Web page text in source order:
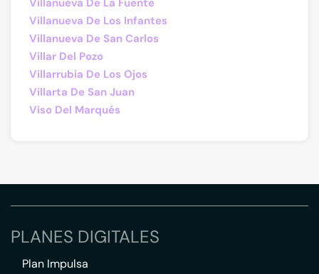
Villanueva De La Fuente
Villanueva De Los Infantes
Villanueva De San Carlos
Villar Del Pozo
Villarrubia De Los Ojos
Villarta De San Juan
Viso Del Marqués
PLANES DIGITALES
Plan Impulsa